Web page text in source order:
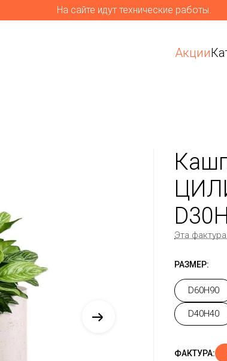
На сайте идут технические работы.
Акции
Эта
РАЗМЕР:
D60H90
D40H40
ФАКТУРА: